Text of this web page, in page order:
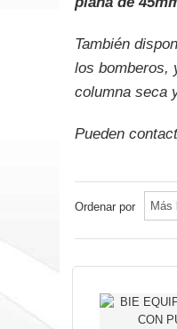
También
los bomberos,
columna seca
Pueden
Ordenar por